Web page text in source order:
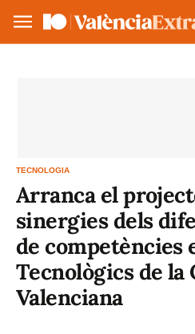
TECNOLOGIA
Arranca el
sinergies dels
de competències
Tecnològics de
Valenciana